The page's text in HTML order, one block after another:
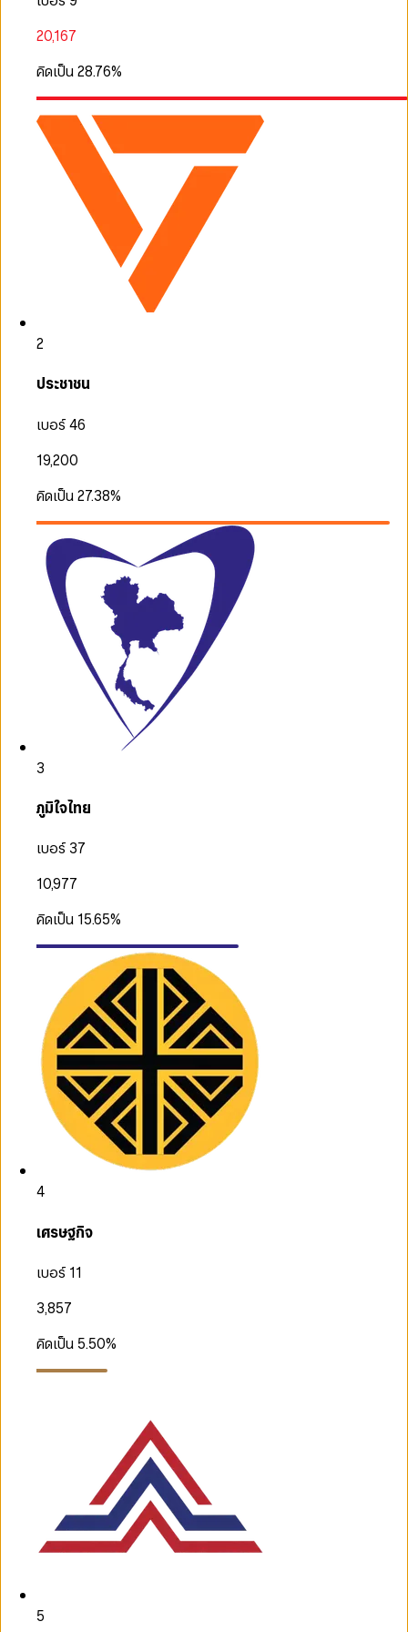
20,167
คิดเป็น28.76%
2
ประชาชน
เบอร์ 46
19,200
คิดเป็น27.38%
3
ภูมิใจไทย
เบอร์ 37
10,977
คิดเป็น 15.65%
4
เศรษฐกิจ
เบอร์ 11
3,857
คิดเป็น 5.50%
5